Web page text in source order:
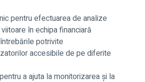
pentru efectuarea de analize
în echipa financiară
potrivite
accesibile de pe diferite
a ajuta la monitorizarea și la